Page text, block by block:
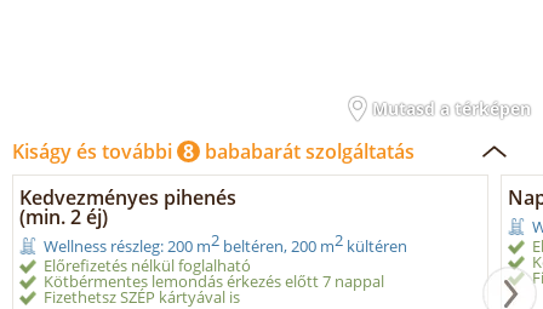
Mutasd a térképen
Kiságy és további 8 bababarát szolgáltatás
Kedvezményes pihenés
(min. 2 éj)
Wellness részleg: 200 m2 beltéren, 200 m2 kültéren
Előrefizetés nélkül foglalható
Kötbérmentes lemondás érkezés előtt 7 nappal
Fizethetsz SZÉP kártyával is